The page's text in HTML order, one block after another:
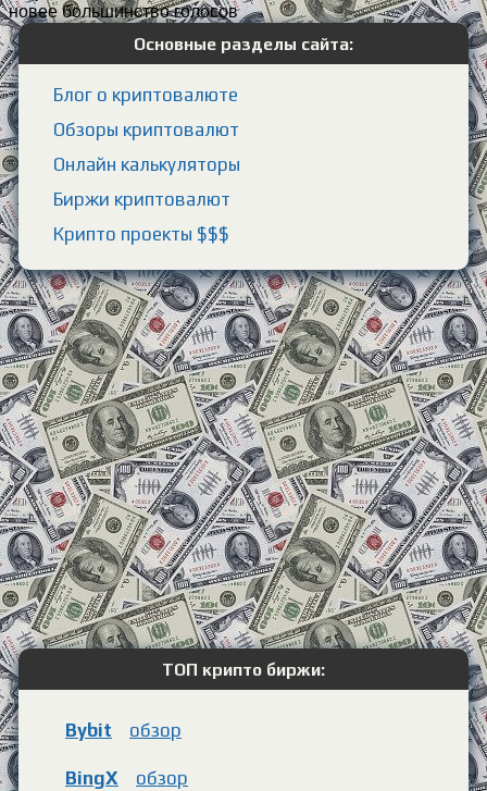
новее большинство голосов
Основные разделы сайта:
Блог о криптовалюте
Обзоры криптовалют
Онлайн калькуляторы
Биржи криптовалют
Крипто проекты $$$
ТОП крипто биржи:
Bybit обзор
BingX обзор